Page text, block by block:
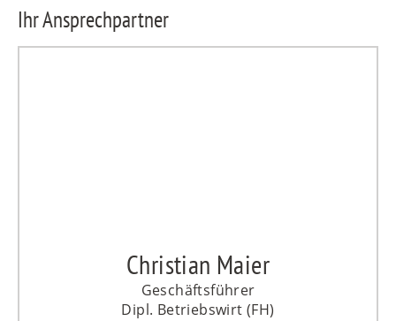
Ihr Ansprechpartner
Christian Maier
Geschäftsführer
Dipl. Betriebswirt (FH)